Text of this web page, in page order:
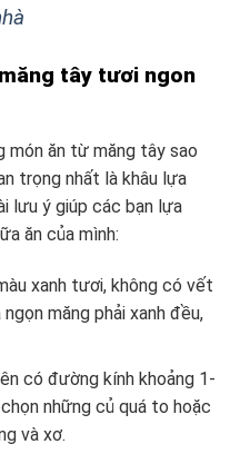
tây tươi ngon
ăn từ măng tây sao
trọng nhất là khâu lựa
lưu ý giúp các bạn lựa
ăn của mình:
xanh tươi, không có vết
măng phải xanh đều,
có đường kính khoảng 1-
những củ quá to hoặc
và xơ.